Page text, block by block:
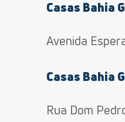
Casas Bahia
Avenida
Casas Bahia
Rua Dom